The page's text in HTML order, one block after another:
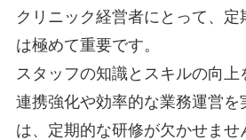
クリニック経営者にとって、
は極めて重要です。
スタッフの知識とスキルの向
連携強化や効率的な業務運営を
は、定期的な研修が欠かせませ